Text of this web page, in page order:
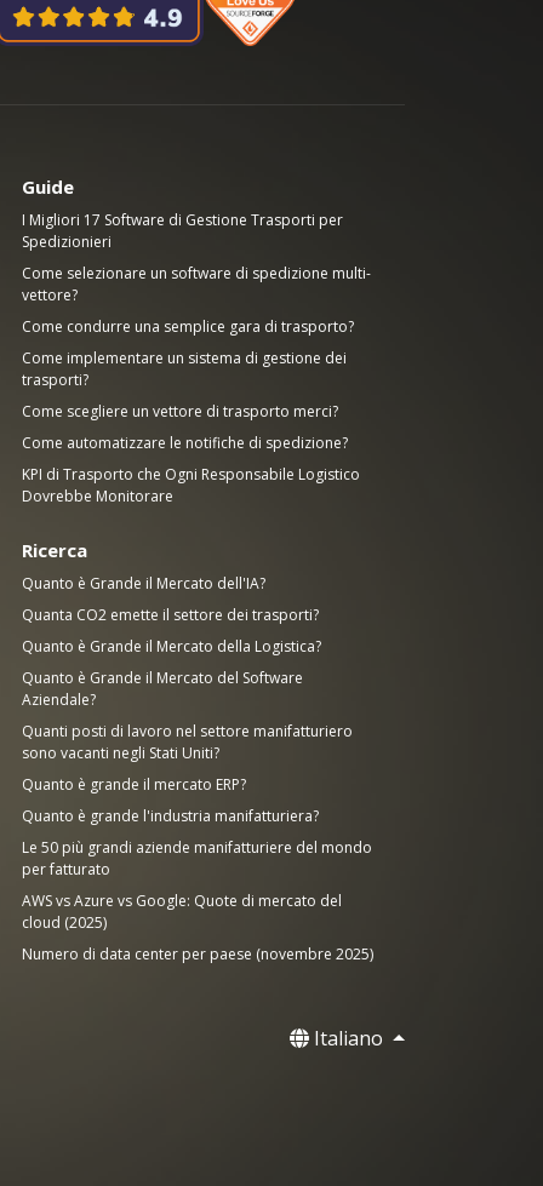
Guide
I Migliori 17 Software di Gestione Trasporti per
Spedizionieri
Come selezionare un software di spedizione multi-
vettore?
Come condurre una semplice gara di trasporto?
Come implementare un sistema di gestione dei
trasporti?
Come scegliere un vettore di trasporto merci?
Come automatizzare le notifiche di spedizione?
KPI di Trasporto che Ogni Responsabile Logistico
Dovrebbe Monitorare
Ricerca
Quanto è Grande il Mercato dell'IA?
Quanta CO2 emette il settore dei trasporti?
Quanto è Grande il Mercato della Logistica?
Quanto è Grande il Mercato del Software
Aziendale?
Quanti posti di lavoro nel settore manifatturiero
sono vacanti negli Stati Uniti?
Quanto è grande il mercato ERP?
Quanto è grande l'industria manifatturiera?
Le 50 più grandi aziende manifatturiere del mondo
per fatturato
AWS vs Azure vs Google: Quote di mercato del
cloud (2025)
Numero di data center per paese (novembre 2025)
Italiano